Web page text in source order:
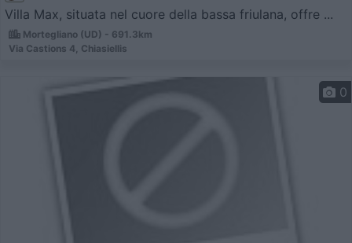
Villa Max, situata nel cuore della bassa friulana, offre ...
Mortegliano (UD) - 691.3km
Via Castions 4, Chiasiellis
0